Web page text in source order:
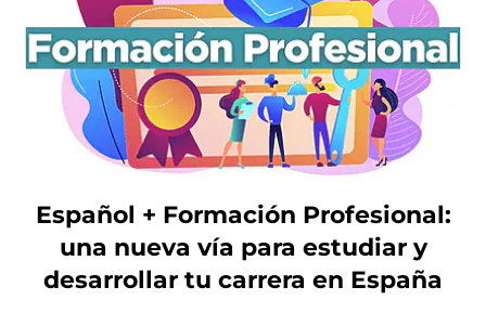
Español + Formación Profesional:
una nueva vía para estudiar y
desarrollar tu carrera en España